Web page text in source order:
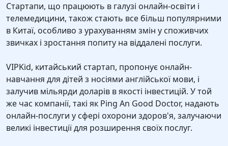
Стартапи, що працюють в галузі онлайн-освіти і
телемедицини, також стають все більш популярними
в Китаї, особливо з урахуванням змін у споживчих
звичках і зростання попиту на віддалені послуги.
VIPKid, китайський стартап, пропонує онлайн-
навчання для дітей з носіями англійської мови, і
залучив мільярди доларів в якості інвестицій. У той
же час компанії, такі як Ping An Good Doctor, надають
онлайн-послуги у сфері охорони здоров'я, залучаючи
великі інвестиції для розширення своїх послуг.